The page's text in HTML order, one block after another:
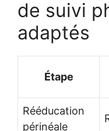
de suivi
adaptés
Étape
Rééducation
périnéale